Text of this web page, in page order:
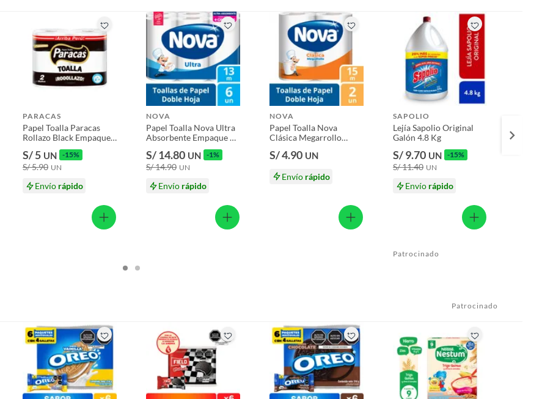
PARACAS
Papel Toalla Paracas
Rollazo Black Empaque
S/ 5 UN -15%
S/ 5.90 UN
Envío rápido
NOVA
Papel Toalla Nova Ultra
Absorbente Empaque 6
S/ 14.80 UN -1%
S/ 14.90 UN
Envío rápido
NOVA
Papel Toalla Nova
Clásica Megarrollo
S/ 4.90 UN
Envío rápido
SAPOLIO
Lejía Sapolio Original
Galón 4.8 Kg
S/ 9.70 UN -15%
S/ 11.40 UN
Envío rápido
Patrocinado
Patrocinado